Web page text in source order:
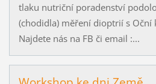
tlaku nutriční poradenství
(chodidla) měření dioptrií s Oční
Najdete nás na FB či email :...